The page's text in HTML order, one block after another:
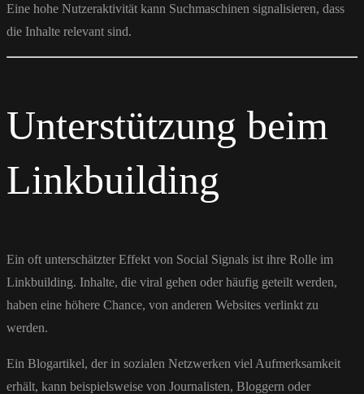
Eine hohe Nutzeraktivität kann Suchmaschinen signalisieren, dass
die Inhalte relevant sind.
Unterstützung beim
Linkbuilding
Ein oft unterschätzter Effekt von Social Signals ist ihre Rolle im
Linkbuilding. Inhalte, die viral gehen oder häufig geteilt werden,
haben eine höhere Chance, von anderen Websites verlinkt zu
werden.
Ein Blogartikel, der in sozialen Netzwerken viel Aufmerksamkeit
erhält, kann beispielsweise von Journalisten, Bloggern oder